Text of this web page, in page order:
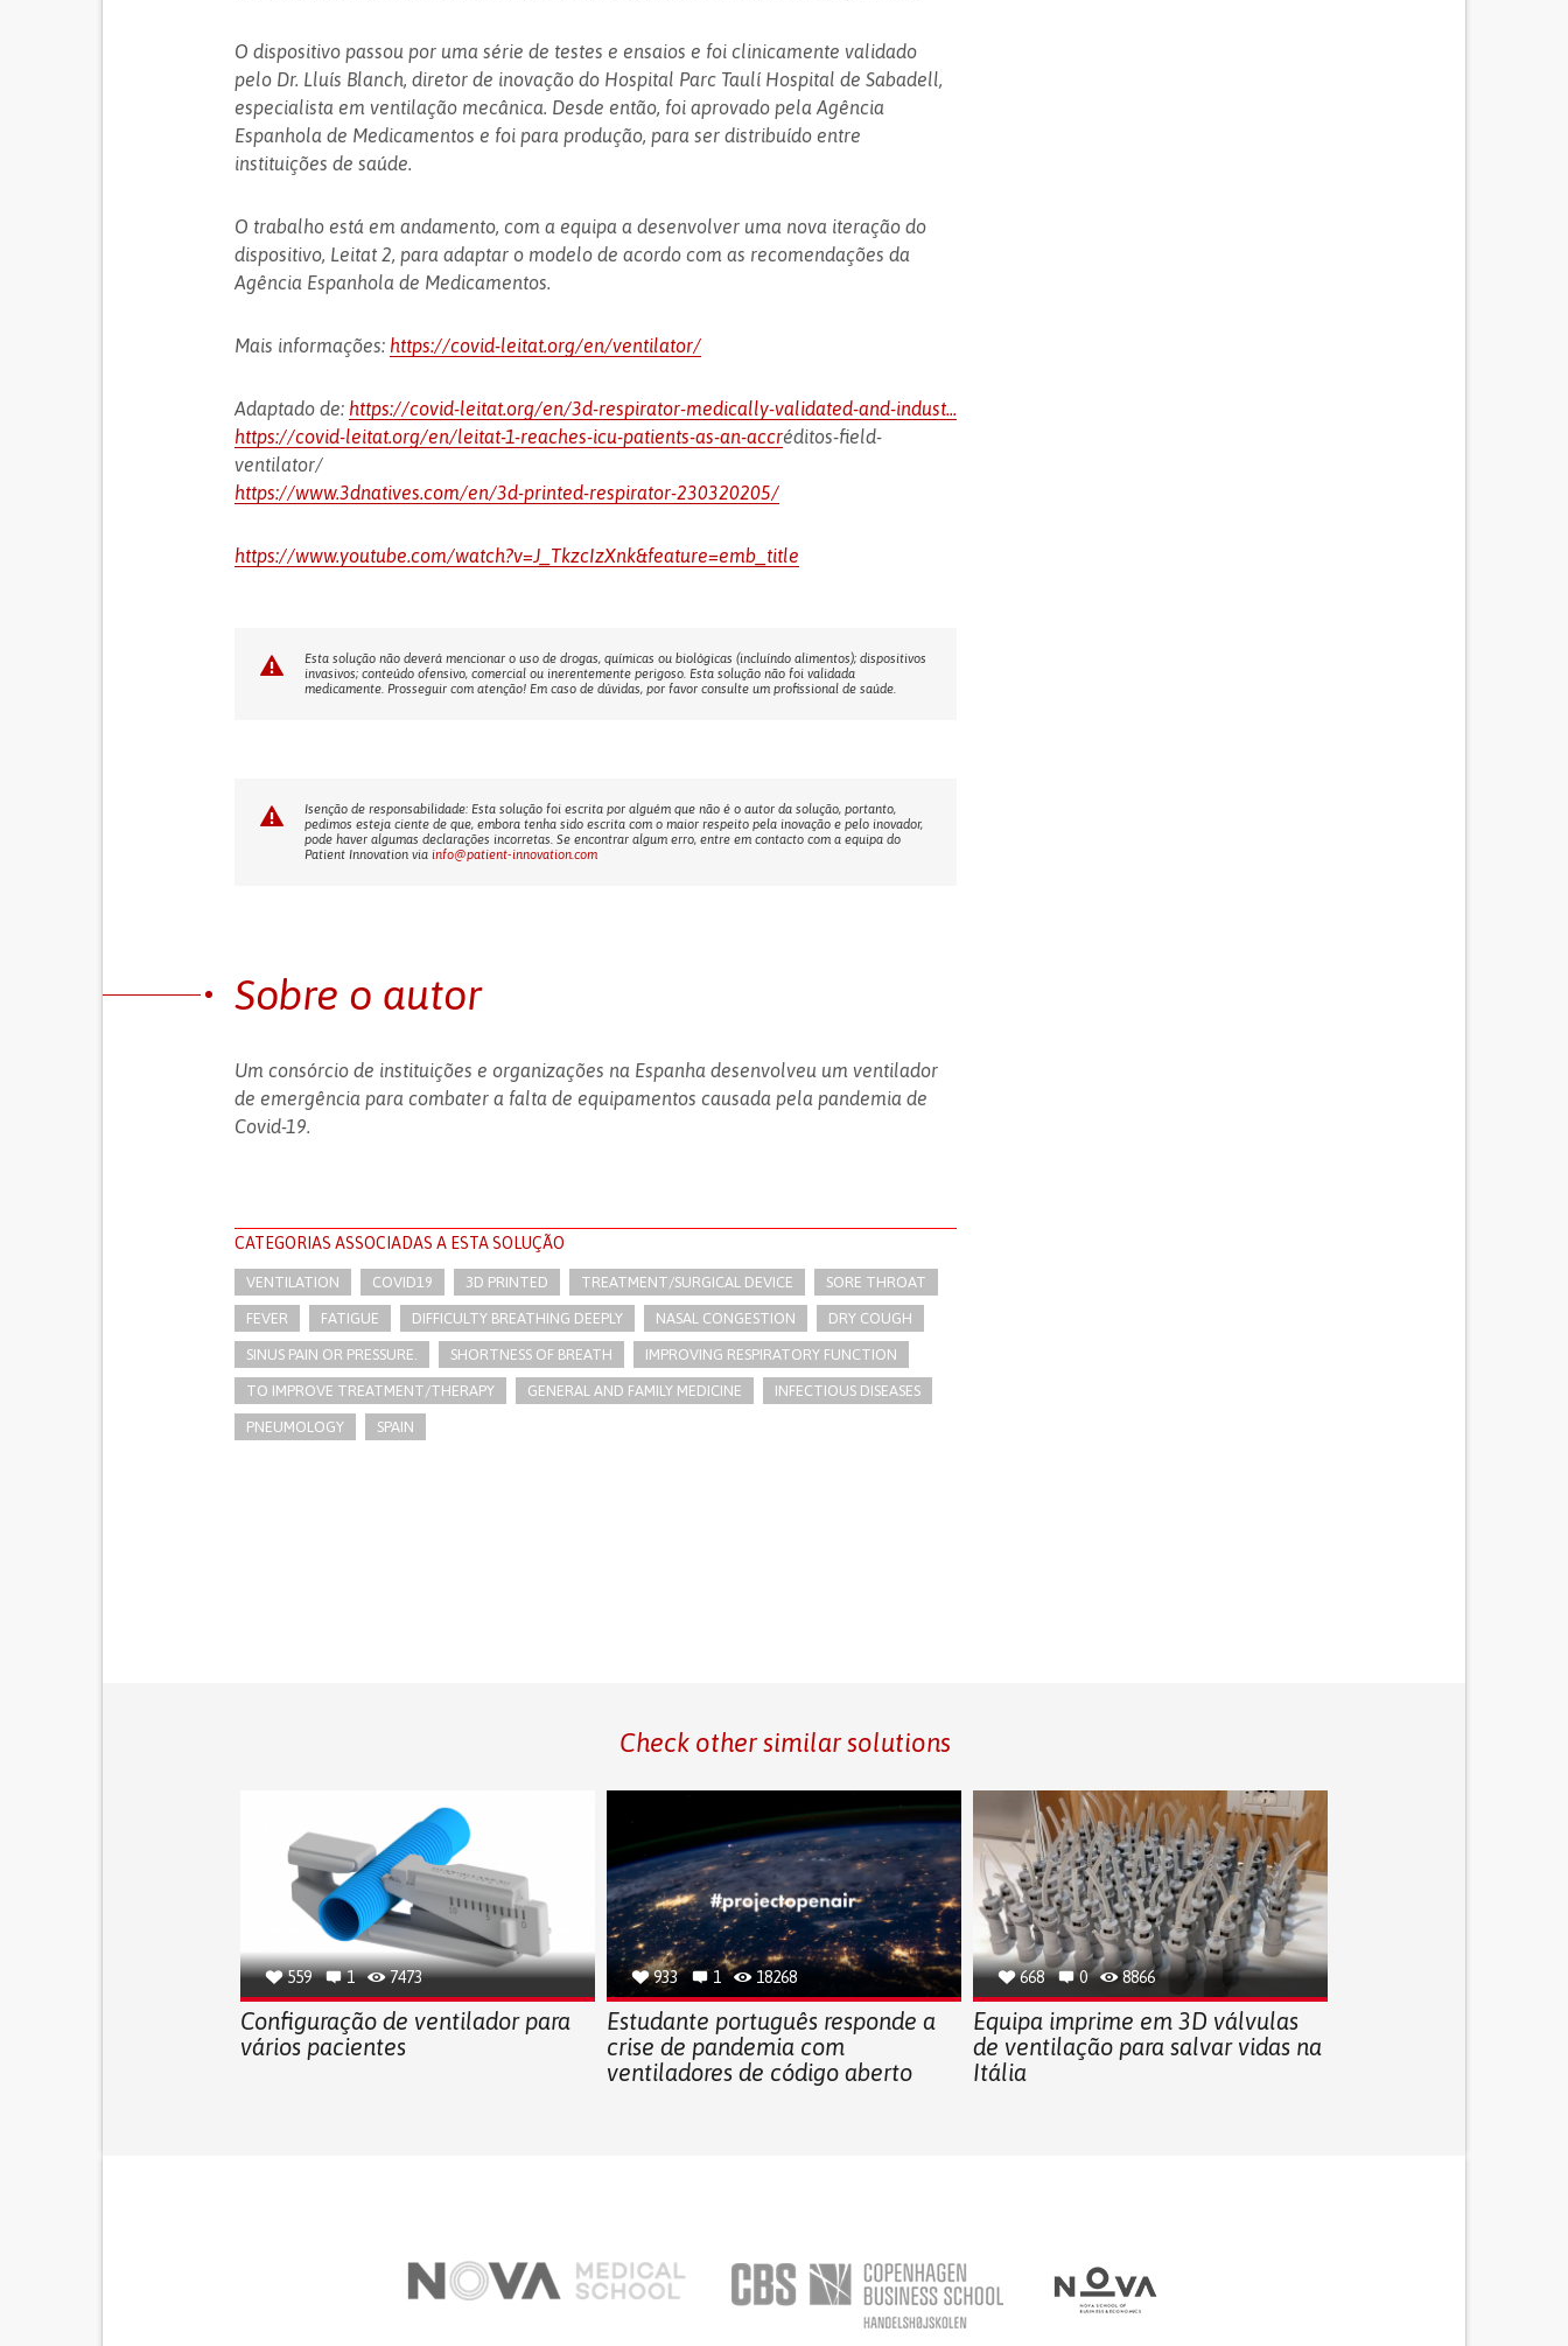
O dispositivo passou por uma série de testes e ensaios e foi clinicamente validado
pelo Dr. Lluís Blanch, diretor de inovação do Hospital Parc Taulí Hospital de Sabadell,
especialista em ventilação mecânica. Desde então, foi aprovado pela Agência
Espanhola de Medicamentos e foi para produção, para ser distribuído entre
instituições de saúde.
O trabalho está em andamento, com a equipa a desenvolver uma nova iteração do
dispositivo, Leitat 2, para adaptar o modelo de acordo com as recomendações da
Agência Espanhola de Medicamentos.
Mais informações: https://covid-leitat.org/en/ventilator/
Adaptado de: https://covid-leitat.org/en/3d-respirator-medically-validated-and-indust...
https://covid-leitat.org/en/leitat-1-reaches-icu-patients-as-an-accréditos-field-
ventilator/
https://www.3dnatives.com/en/3d-printed-respirator-230320205/
https://www.youtube.com/watch?v=J_TkzcIzXnk&feature=emb_title
Esta solução não deverá mencionar o uso de drogas, químicas ou biológicas (incluíndo alimentos); dispositivos
invasivos; conteúdo ofensivo, comercial ou inerentemente perigoso. Esta solução não foi validada
medicamente. Prosseguir com atenção! Em caso de dúvidas, por favor consulte um profissional de saúde.
Isenção de responsabilidade: Esta solução foi escrita por alguém que não é o autor da solução, portanto,
pedimos esteja ciente de que, embora tenha sido escrita com o maior respeito pela inovação e pelo inovador,
pode haver algumas declarações incorretas. Se encontrar algum erro, entre em contacto com a equipa do
Patient Innovation via info@patient-innovation.com
Sobre o autor
Um consórcio de instituições e organizações na Espanha desenvolveu um ventilador
de emergência para combater a falta de equipamentos causada pela pandemia de
Covid-19.
CATEGORIAS ASSOCIADAS A ESTA SOLUÇÃO
VENTILATION COVID19 3D PRINTED TREATMENT/SURGICAL DEVICE SORE THROAT
FEVER FATIGUE DIFFICULTY BREATHING DEEPLY NASAL CONGESTION DRY COUGH
SINUS PAIN OR PRESSURE. SHORTNESS OF BREATH IMPROVING RESPIRATORY FUNCTION
TO IMPROVE TREATMENT/THERAPY GENERAL AND FAMILY MEDICINE INFECTIOUS DISEASES
PNEUMOLOGY SPAIN
Check other similar solutions
559 1 7473
Configuração de ventilador para
vários pacientes
933 1 18268
Estudante português responde a
crise de pandemia com
ventiladores de código aberto
668 0 8866
Equipa imprime em 3D válvulas
de ventilação para salvar vidas na
Itália